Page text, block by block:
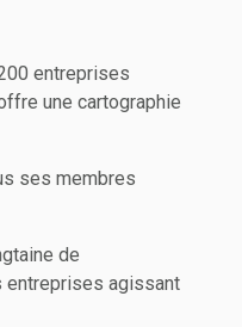
entreprises
une cartographie
ses membres
de
entreprises agissant